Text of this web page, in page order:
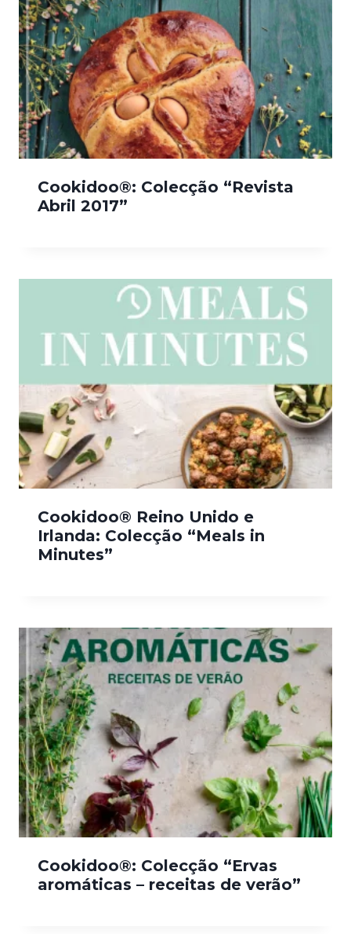
Cookidoo®: Colecção “Revista
Abril 2017”
Cookidoo® Reino Unido e
Irlanda: Colecção “Meals in
Minutes”
Cookidoo®: Colecção “Ervas
aromáticas – receitas de verão”